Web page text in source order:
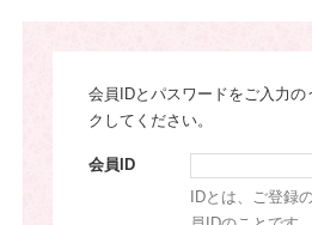
会員IDとパスワードをご入力
クしてください。
会員ID
IDとは、ご登録